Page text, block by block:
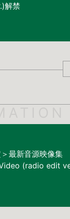
解禁
最新音源映像集
Video (radio edit